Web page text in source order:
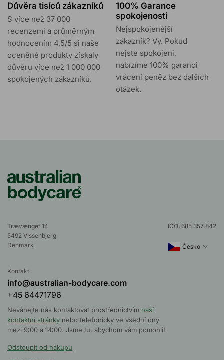
Důvěra tisíců zákazníků
S více než 37 000
recenzemi a průměrným
hodnocením 4,5/5 si naše
oceněné produkty získaly
důvěru více než 1 000 000
spokojených zákazníků.
100% Garance
spokojenosti
Nejspokojenější
zákazník? Vy. Pokud
nejste spokojeni,
nabízíme 100% garanci
vrácení peněz bez dalších
otázek.
Trævænget 14
5492 Vissenbjerg
Denmark
IČO: 685 357 842
Česko
Kontakt
info@australian-bodycare.com
+45 64471796
Neváhejte nás kontaktovat prostřednictvím naší
kontaktní stránky nebo telefonicky ve všední dny
mezi 9:00 a 14:00. Jsme tu, abychom vám pomohli!
Odstoupit od nákupu